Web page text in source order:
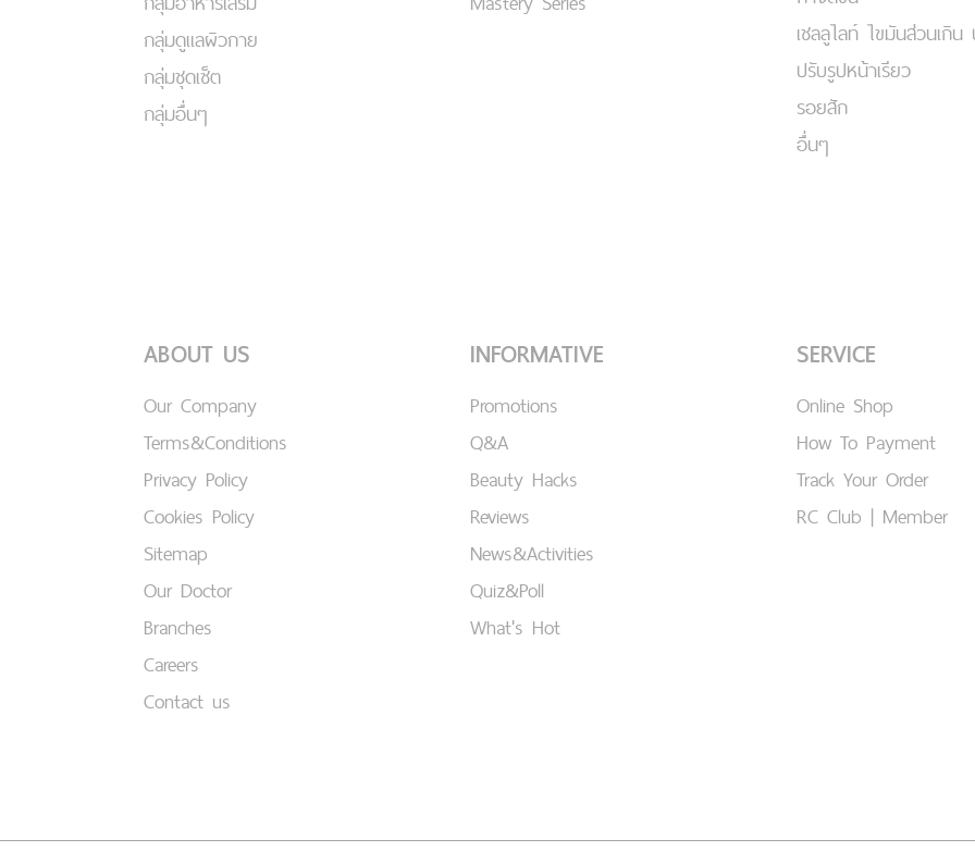
กลุ่มดูแลผิวกาย
กลุ่มชุดเซ็ต
กลุ่มอื่นๆ
เชลลูไลท์ ไขมันส่วนเกิน
ปรับรูปหน้าเรียว
รอยสัก
อื่นๆ
ABOUT US
Our Company
Terms&Conditions
Privacy Policy
Cookies Policy
Sitemap
Our Doctor
Branches
Careers
Contact us
INFORMATIVE
Promotions
Q&A
Beauty Hacks
Reviews
News&Activities
Quiz&Poll
What's Hot
SERVICE
Online Shop
How To Payment
Track Your Order
RC Club | Member